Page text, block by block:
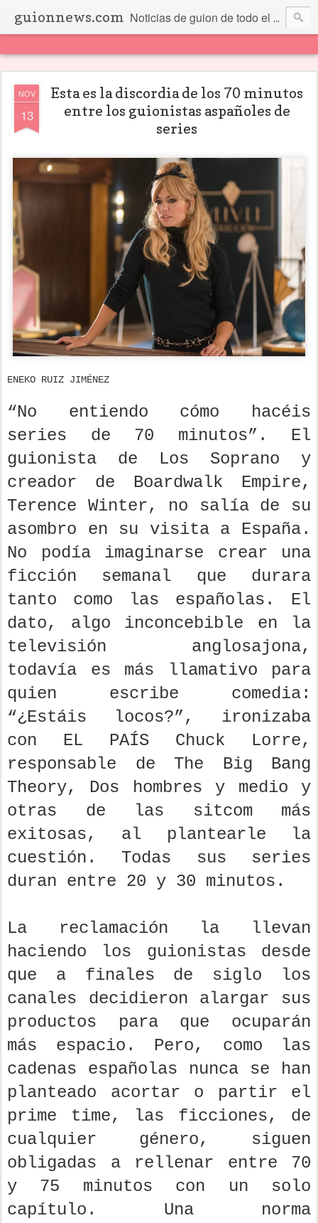
guionnews.com Noticias de guion de todo el mundo... Y más.
NOV
13
Esta es la discordia de los 70 minutos
entre los guionistas aspañoles de
series
ENEKO RUIZ JIMÉNEZ
“No entiendo cómo hacéis
series de 70 minutos”. El
guionista de Los Soprano y
creador de Boardwalk Empire,
Terence Winter, no salía de su
asombro en su visita a España.
No podía imaginarse crear una
ficción semanal que durara
tanto como las españolas. El
dato, algo inconcebible en la
televisión anglosajona,
todavía es más llamativo para
quien escribe comedia:
“¿Estáis locos?”, ironizaba
con EL PAÍS Chuck Lorre,
responsable de The Big Bang
Theory, Dos hombres y medio y
otras de las sitcom más
exitosas, al plantearle la
cuestión. Todas sus series
duran entre 20 y 30 minutos.
La reclamación la llevan
haciendo los guionistas desde
que a finales de siglo los
canales decidieron alargar sus
productos para que ocuparán
más espacio. Pero, como las
cadenas españolas nunca se han
planteado acortar o partir el
prime time, las ficciones, de
cualquier género, siguen
obligadas a rellenar entre 70
y 75 minutos con un solo
capítulo. Una norma